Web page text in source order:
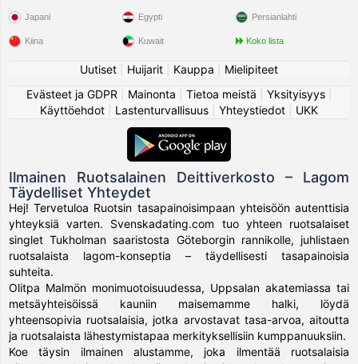
Japani
Kiina
Egypti
Kuwait
Persianlahti
Koko lista
Uutiset Huijarit Kauppa
Mielipiteet
Evästeet ja GDPR
Mainonta Tietoa meistä Yksityisyys|
Käyttöehdot
Lastenturvallisuus Yhteystiedot UKK
Ilmainen Ruotsalainen Deittiverkosto – Lagom
Täydelliset Yhteydet
Hej! Tervetuloa Ruotsin tasapainoisimpaan yhteisöön autenttisia
yhteyksiä varten. Svenskadating.com tuo yhteen ruotsalaiset
singlet Tukholman saaristosta Göteborgin rannikolle, juhlistaen
ruotsalaista lagom-konseptia – täydellisesti tasapainoisia
suhteita.
Olitpa Malmön monimuotoisuudessa, Uppsalan akatemiassa tai
metsäyhteisöissä kauniin maisemamme halki, löydä
yhteensopivia ruotsalaisia, jotka arvostavat tasa-arvoa, aitoutta
ja ruotsalaista lähestymistapaa merkityksellisiin kumppanuuksiin.
Koe täysin ilmainen alustamme, joka ilmentää ruotsalaisia